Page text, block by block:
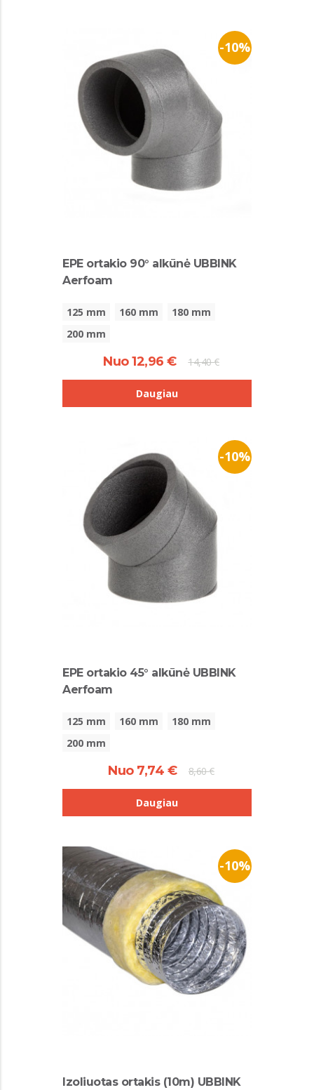
-10%
EPE ortakio 90° alkūnė UBBINK
Aerfoam
125 mm 160 mm
180 mm
200 mm
Nuo 12,96 € 14,40 €
Daugiau
-10%
EPE ortakio 45° alkūnė UBBINK
Aerfoam
125 mm 160 mm
180 mm
200 mm
Nuo 7,74 € 8,60 €
Daugiau
-10%
Izoliuotas ortakis (10m) UBBINK